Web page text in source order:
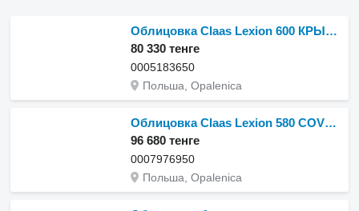
Облицовка Claas Lexion 600 КРЫШКА 0005183650 (Впускной канал; крышка для зерноуборочного комбайна Claas Lexion 600
80 330 тенге
0005183650
Польша, Opalenica
Облицовка Claas Lexion 580 COVER 0007976950 (привод, полка подачи, крышка) для зерноуборочного комбайна Claas Lexion 580
96 680 тенге
0007976950
Польша, Opalenica